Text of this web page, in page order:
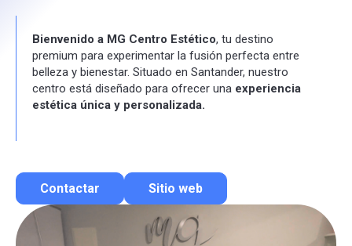
Bienvenido a MG Centro Estético, tu destino
premium para experimentar la fusión perfecta entre
belleza y bienestar. Situado en Santander, nuestro
centro está diseñado para ofrecer una experiencia
estética única y personalizada.
Contactar
Contactar por correo
Sitio web